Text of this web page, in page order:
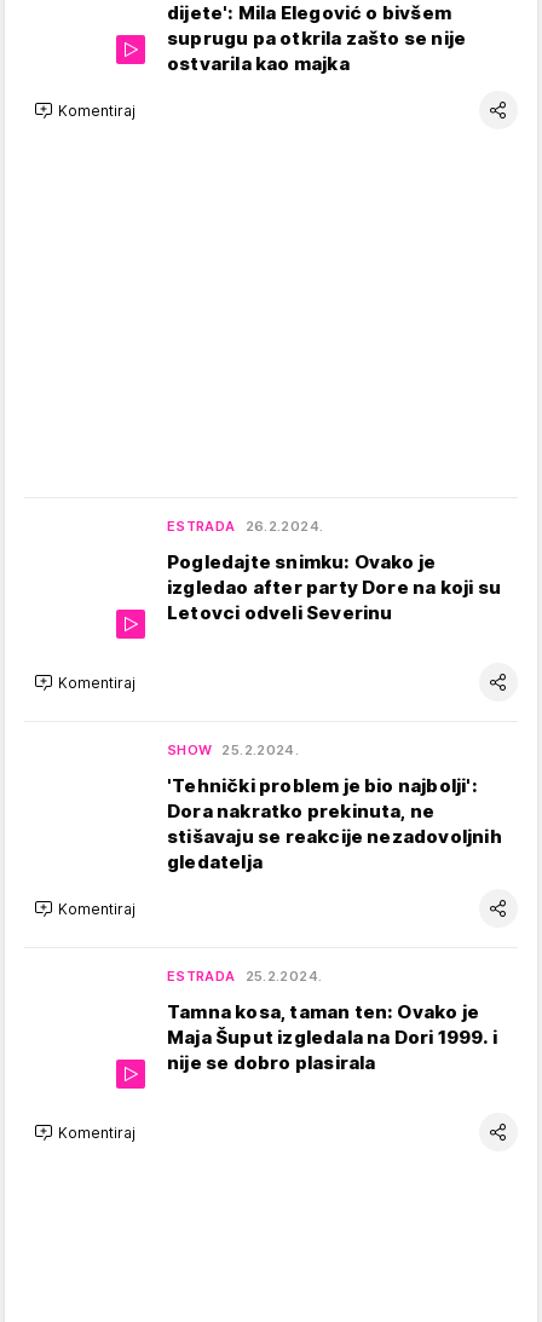
dijete': Mila Elegović o bivšem
suprugu pa otkrila zašto se nije
ostvarila kao majka
Komentiraj
ESTRADA 26.2.2024.
Pogledajte snimku: Ovako je
izgledao after party Dore na koji su
Letovci odveli Severinu
Komentiraj
SHOW 25.2.2024.
'Tehnički problem je bio najbolji':
Dora nakratko prekinuta, ne
stišavaju se reakcije nezadovoljnih
gledatelja
Komentiraj
ESTRADA 25.2.2024.
Tamna kosa, taman ten: Ovako je
Maja Šuput izgledala na Dori 1999. i
nije se dobro plasirala
Komentiraj